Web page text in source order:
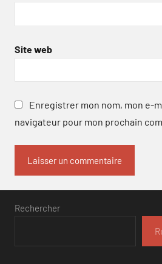
Site web
Enregistrer mon nom, mon e-
navigateur pour mon prochain
Rechercher